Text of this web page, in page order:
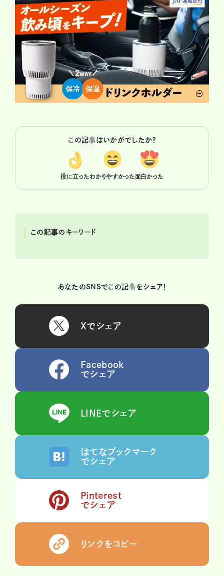
この記事はいかがでしたか？
役に立ったわかりやすかった面白かった
この記事のキーワード
あなたのSNSでこの記事をシェア！
Xでシェア
Facebook
でシェア
LINEでシェア
はてなブックマーク
でシェア
Pinterest
でシェア
リンクをコピー